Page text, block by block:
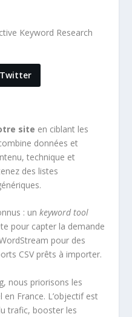
Twitter
site en ciblant les
données et
technique et
des listes
: unkeyword tool
pour capter la demande
pour des
CSV prêts à importer.
nous priorisons les
France. L’objectif est
trafic, booster les